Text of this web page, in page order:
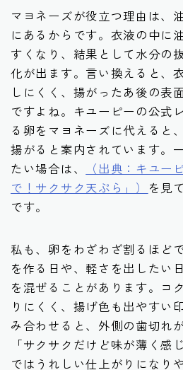
マヨネーズが役立つ理由は、
にあるからです。衣液の中に
すくなり、結果として水分の
化が出ます。言い換えると、
しにくく、揚がったあ後の表
ですよね。キユーピーの公式
る卵をマヨネーズに代えると
揚がると案内されています。
たい場合は、
（出典：キユー
で！サクサク天ぷら」） を見
です。
私も、卵をわざわざ割るほど
を作る日や、軽さを出したい
を混ぜることがあります。コ
りにくく、揚げ色も出やすい
み合わせると、外側の歯切れ
「サクサクだけど味が薄く感
ではうれしい仕上がりになり